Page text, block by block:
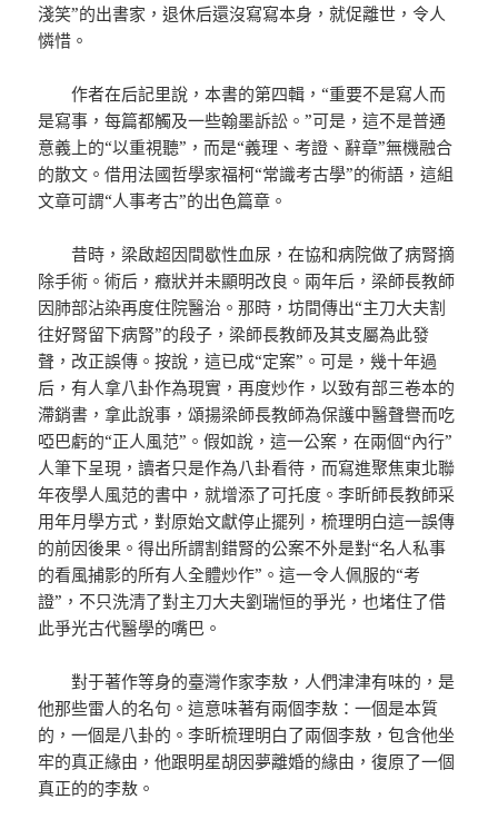
淺笑”的出書家，退休后還沒寫寫本身，就促離世，令人
憐惜。
作者在后記里說，本書的第四輯，“重要不是寫人而
是寫事，每篇都觸及一些翰墨訴訟。”可是，這不是普通
意義上的“以重視聽”，而是“義理、考證、辭章”無機融合
的散文。借用法國哲學家福柯“常識考古學”的術語，這組
文章可謂“人事考古”的出色篇章。
昔時，梁啟超因間歇性血尿，在協和病院做了病腎摘
除手術。術后，癥狀并未顯明改良。兩年后，梁師長教師
因肺部沾染再度住院醫治。那時，坊間傳出“主刀大夫割
往好腎留下病腎”的段子，梁師長教師及其支屬為此發
聲，改正誤傳。按說，這已成“定案”。可是，幾十年過
后，有人拿八卦作為現實，再度炒作，以致有部三卷本的
滯銷書，拿此說事，頌揚梁師長教師為保護中醫聲譽而吃
啞巴虧的“正人風范”。假如說，這一公案，在兩個“內行”
人筆下呈現，讀者只是作為八卦看待，而寫進聚焦東北聯
年夜學人風范的書中，就增添了可托度。李昕師長教師采
用年月學方式，對原始文獻停止擺列，梳理明白這一誤傳
的前因後果。得出所謂割錯腎的公案不外是對“名人私事
的看風捕影的所有人全體炒作”。這一令人佩服的“考
證”，不只洗清了對主刀大夫劉瑞恒的爭光，也堵住了借
此爭光古代醫學的嘴巴。
對于著作等身的臺灣作家李敖，人們津津有味的，是
他那些雷人的名句。這意味著有兩個李敖：一個是本質
的，一個是八卦的。李昕梳理明白了兩個李敖，包含他坐
牢的真正緣由，他跟明星胡因夢離婚的緣由，復原了一個
真正的的李敖。